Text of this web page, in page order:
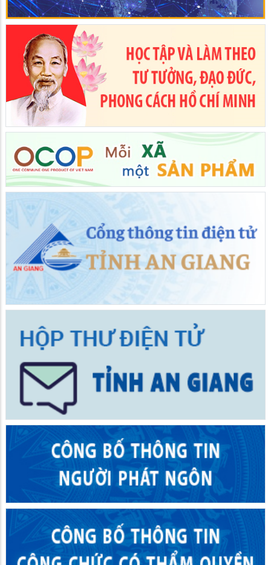
Giồng Riềng họp thành viên Ban Chỉ đạo, Ban Tổ chức Hội thi
lực lượng ANTT cơ sở giỏi năm 2026
26/05/2026
Giồng Riềng khai mạc huấn luyện Dân quân cơ động năm
25/05/2026
Khai giảng lớp bồi dưỡng kiến thức Quốc phòng - An ninh đối
tượng 4 năm 2026
18/05/2026